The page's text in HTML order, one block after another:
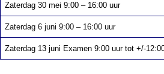
Zaterdag 30 mei 9:00 – 16:00 uur
Zaterdag 6 juni 9:00 – 16:00 uur
Zaterdag 13 juni Examen 9:00 uur tot +/-